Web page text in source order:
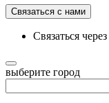
Связаться с нами
Связаться через
выберите город